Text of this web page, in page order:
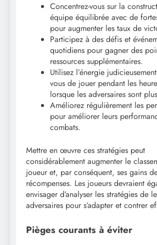
Concentrez-vous sur la
équipe équilibrée avec de
pour augmenter les taux de
Participez à des défis et
quotidiens pour gagner des
ressources supplémentaires.
Utilisez l’énergie
vous de jouer pendant les
lorsque les adversaires sont
Améliorez régulièrement les
pour améliorer leurs
combats.
Mettre en œuvre ces stratégies peut
considérablement augmenter le
joueur et, par conséquent, ses gains
récompenses. Les joueurs devraient
envisager d’analyser les stratégies de
adversaires pour s’adapter et contrer
Pièges courants à éviter